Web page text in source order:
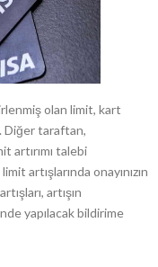
olan limit, kart
Diğer taraftan,
artırımı talebi
artışlarında onayınızın
artışın
yapılacak bildirime